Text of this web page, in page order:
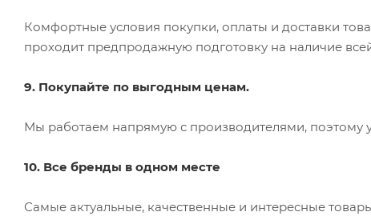
Комфортные условия покупки, оплаты и доставки
проходит предпродажную подготовку на наличие
9. Покупайте по выгодным ценам.
Мы работаем напрямую с производителями, поэтому
10. Все бренды в одном месте
Самые актуальные, качественные и интересные